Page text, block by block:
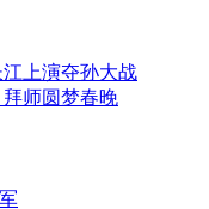
江上演夺孙大战
拜师圆梦春晚